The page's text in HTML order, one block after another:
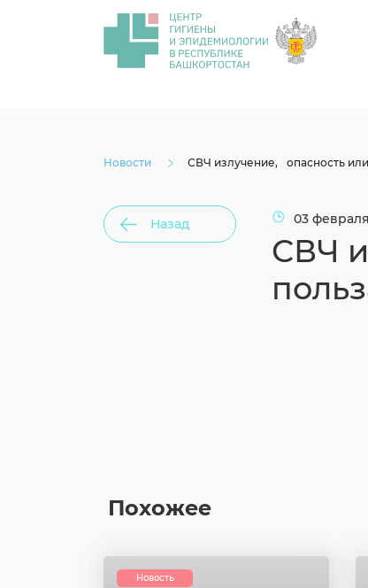
Новости СВЧ излучение, опасность
Назад 03 февраля
СВЧ
Похожее
Новость